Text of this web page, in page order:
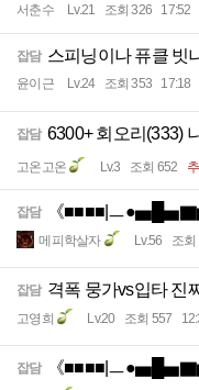
서춘수 Lv.21 조회 326 17:52
잡담 스피닝이나 퓨클 빗
윤이근 Lv.24 조회 353 17:18
잡담 6300+ 회오리(333)
고온고온 Lv.3 조회 652
잡담 《■■■■|ㅡ
메피학살자 Lv.56 조회
잡담 격폭 뭉가vs입타 진
고영희 Lv.20 조회 557
잡담 《■■■■|ㅡ